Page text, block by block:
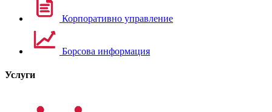
Корпоративно управление
Борсова информация
Услуги